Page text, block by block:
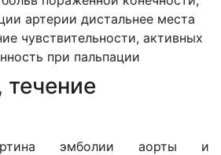
артерии дистальнее места
чувствительности, активных
при пальпации
эмболии аорты и